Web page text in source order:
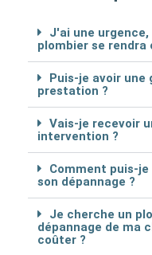
J'ai une
plombier se rendra
Puis-je avoir une
prestation ?
Vais-je recevoir
intervention ?
Comment puis-
son dépannage ?
Je cherche un
dépannage de ma
coûter ?